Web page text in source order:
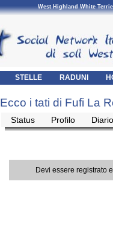
West Highland White
STELLE RADUNI
Ecco i tati di Fufi La
Status Profilo Diario
Devi essere registrato